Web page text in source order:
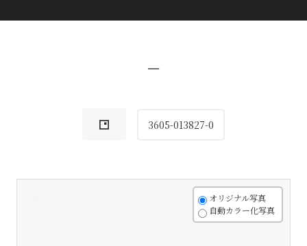
−
3605-013827-0
オリジナル写真
自動カラー化写真